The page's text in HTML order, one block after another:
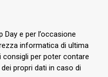
Day e per l’occasione
informatica di ultima
consigli per poter contare
propri dati in caso di